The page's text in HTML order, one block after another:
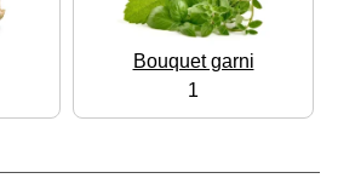
Bouquet garni
1